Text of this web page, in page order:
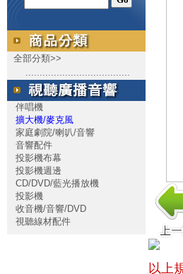
全部分類>>
.....................................
伴唱機
擴大機/麥克風
家庭劇院/喇叭/音響
音響配件
投影機布幕
投影機週邊
CD/DVD/藍光播放機
投影機
收音機/音響/DVD
視聽線材配件
以上